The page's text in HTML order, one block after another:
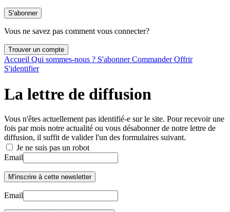
Vous ne savez pas comment vous connecter?
Accueil Qui sommes-nous ? S'abonnerCommanderOffrir
S'identifier
La lettre de diffusion
Vous n'êtes actuellement pas identifié-e sur le site. Pour recevoir une
fois par mois notre actualité ou vous désabonner de notre lettre de
diffusion, il suffit de valider l'un des formulaires suivant.
Je ne suis pas un robot
Email
Email